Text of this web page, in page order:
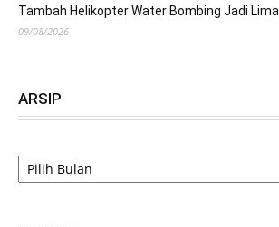
Tambah Helikopter Water Bombing Jadi Lima
09/08/2026
ARSIP
ARSIP